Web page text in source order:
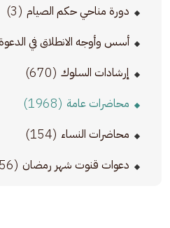
دورة مناحي حكم الصيام (3)
أسس وأوجه الانطلاق في الدعوة
إرشادات السلوك (670)
محاضرات عامة (1968)
محاضرات النساء (154)
دعوات قنوت شهر رمضان (56)